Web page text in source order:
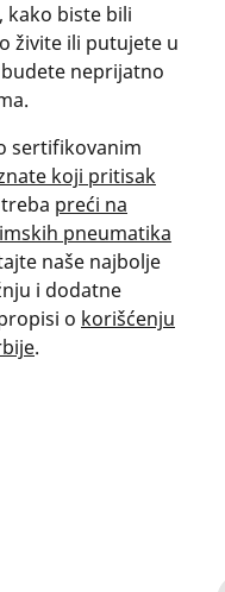
, kako biste bili
živite ili putujete u
neprijatno
sertifikovanim
koji pritisak
preći na
pneumatika
naše najbolje
i dodatne
o korišćenju
.